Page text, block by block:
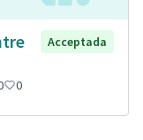
Acceptada
0